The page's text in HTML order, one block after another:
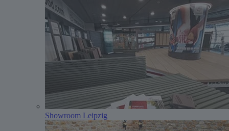
Showroom Leipzig